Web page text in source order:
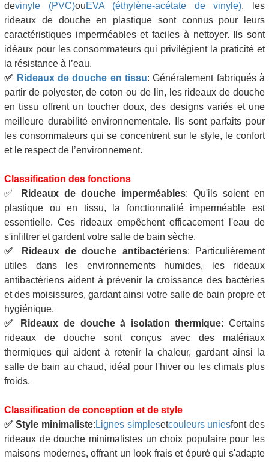
devinyle (PVC)ouEVA (éthylène-acétate de vinyle), les
rideaux de douche en plastique sont connus pour leurs
caractéristiques imperméables et faciles à nettoyer. Ils sont
idéaux pour les consommateurs qui privilégient la praticité et
la résistance à l’eau.
✅ Rideaux de douche en tissu: Généralement fabriqués à
partir de polyester, de coton ou de lin, les rideaux de douche
en tissu offrent un toucher doux, des designs variés et une
meilleure durabilité environnementale. Ils sont parfaits pour
les consommateurs qui se concentrent sur le style, le confort
et le respect de l’environnement.
Classification des fonctions
✅
Rideaux de douche imperméables: Qu'ils soient en
plastique ou en tissu, la fonctionnalité imperméable est
essentielle. Ces rideaux empêchent efficacement l'eau de
s'infiltrer et gardent votre salle de bain sèche.
✅
Rideaux de douche antibactériens: Particulièrement
utiles dans les environnements humides, les rideaux
antibactériens aident à prévenir la croissance des bactéries
et des moisissures, gardant ainsi votre salle de bain propre et
hygiénique.
✅
Rideaux de douche à isolation thermique: Certains
rideaux de douche sont conçus avec des matériaux
thermiques qui aident à retenir la chaleur, gardant ainsi la
salle de bain au chaud, idéal pour l'hiver ou les climats plus
froids.
Classification de conception et de style
✅Style minimaliste: Lignes simplesetcouleurs uniesfont des
rideaux de douche minimalistes un choix populaire pour les
maisons modernes, offrant un look frais et épuré qui s'adapte